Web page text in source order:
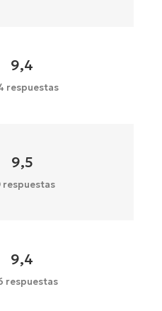
9,4
respuestas
9,5
respuestas
9,4
respuestas